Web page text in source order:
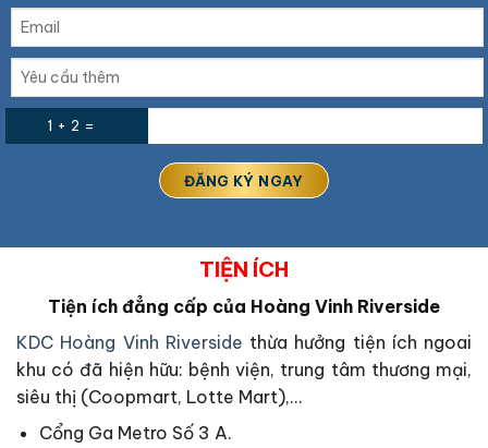
1 + 2 =
TIỆN ÍCH
Tiện ích đẳng cấp của Hoàng Vinh Riverside
KDC Hoàng Vinh Riverside thừa hưởng tiện ích ngoai
khu có đã hiện hữu: bệnh viện, trung tâm thương mại,
siêu thị (Coopmart, Lotte Mart),…
Cổng Ga Metro Số 3 A.